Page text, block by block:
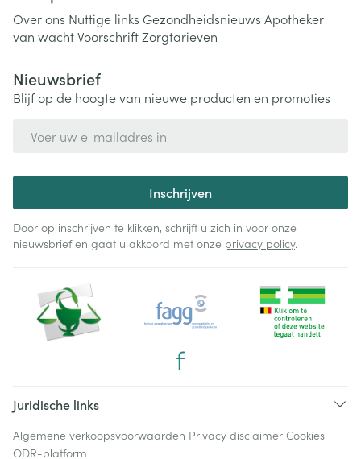
Over ons Nuttige links Gezondheidsnieuws Apotheker
van wachtVoorschriftZorgtarieven
Nieuwsbrief
Blijf op de hoogte van nieuwe producten en promoties
Inschrijven
Door op inschrijven te klikken, schrijft u zich in voor onze
nieuwsbrief en gaat u akkoord met onze privacy policy.
Juridische links
Algemene verkoopsvoorwaarden Privacy disclaimer Cookies
ODR-platform